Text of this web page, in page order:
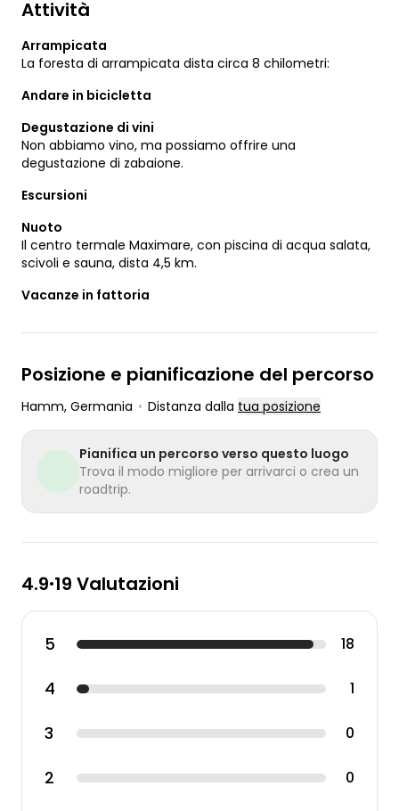
Attività
Arrampicata
La foresta di arrampicata dista circa 8 chilometri:
Andare in bicicletta
Degustazione di vini
Non abbiamo vino, ma possiamo offrire una
degustazione di zabaione.
Escursioni
Nuoto
Il centro termale Maximare, con piscina di acqua salata,
scivoli e sauna, dista 4,5 km.
Vacanze in fattoria
Posizione e pianificazione del percorso
Hamm, Germania • Distanza dalla tua posizione
Pianifica un percorso verso questo luogo
Trova il modo migliore per arrivarci o crea un
roadtrip.
4.9•19 Valutazioni
5 18
4 1
3 0
2 0